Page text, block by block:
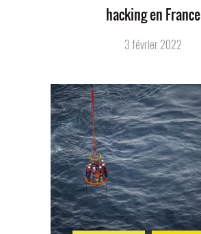
hacking en France
3 février 2022